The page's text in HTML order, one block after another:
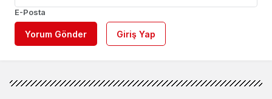
E-Posta
Yorum Gönder Giriş Yap